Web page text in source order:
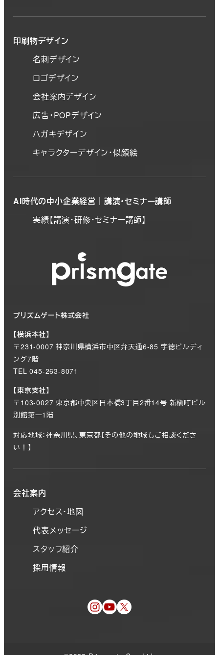
印刷物デザイン
名刺デザイン
ロゴデザイン
会社案内デザイン
広告・POPデザイン
ハガキデザイン
キャラクターデザイン・似顔絵
AI時代の中小企業経営｜講演・セミナー講師
実績【講演・研修・セミナー講師】
プリズムゲート株式会社
【横浜本社】
〒231-0007 神奈川県横浜市中区弁天通6-85 宇徳ビルディ
ング7階
TEL 045-263-8071
【東京支社】
〒103-0027 東京都中央区日本橋3丁目2番14号 新槇町ビル
別館第一1階
対応地域：神奈川県、東京都【その他の地域もご相談くださ
い！】
会社案内
アクセス・地図
代表メッセージ
スタッフ紹介
採用情報